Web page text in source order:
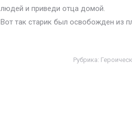
людей и приведи отца домой.
Вот так старик был освобожден из
Рубрика: